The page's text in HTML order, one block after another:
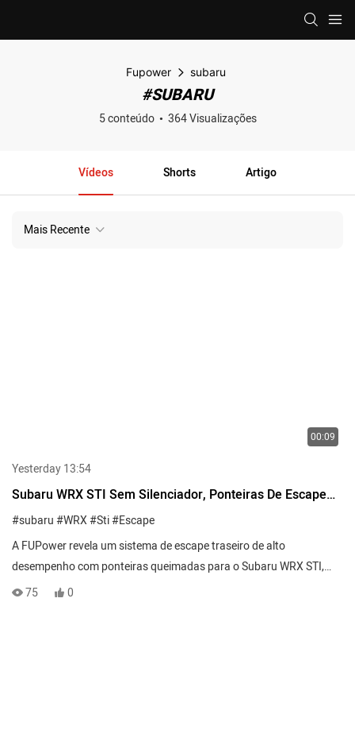
Fupower subaru
#SUBARU
5 conteúdo 364 Visualizações
Vídeos Shorts Artigo
Mais Recente
00:09
Yesterday 13:54
Subaru WRX STI Sem Silenciador, Ponteiras De Escape
Queimadas 15-21
#subaru#WRX#Sti#Escape
A FUPower revela um sistema de escape traseiro de alto
desempenho com ponteiras queimadas para o Subaru WRX STI,
modelo 2015-2021, eliminando o silenciador.
75 0